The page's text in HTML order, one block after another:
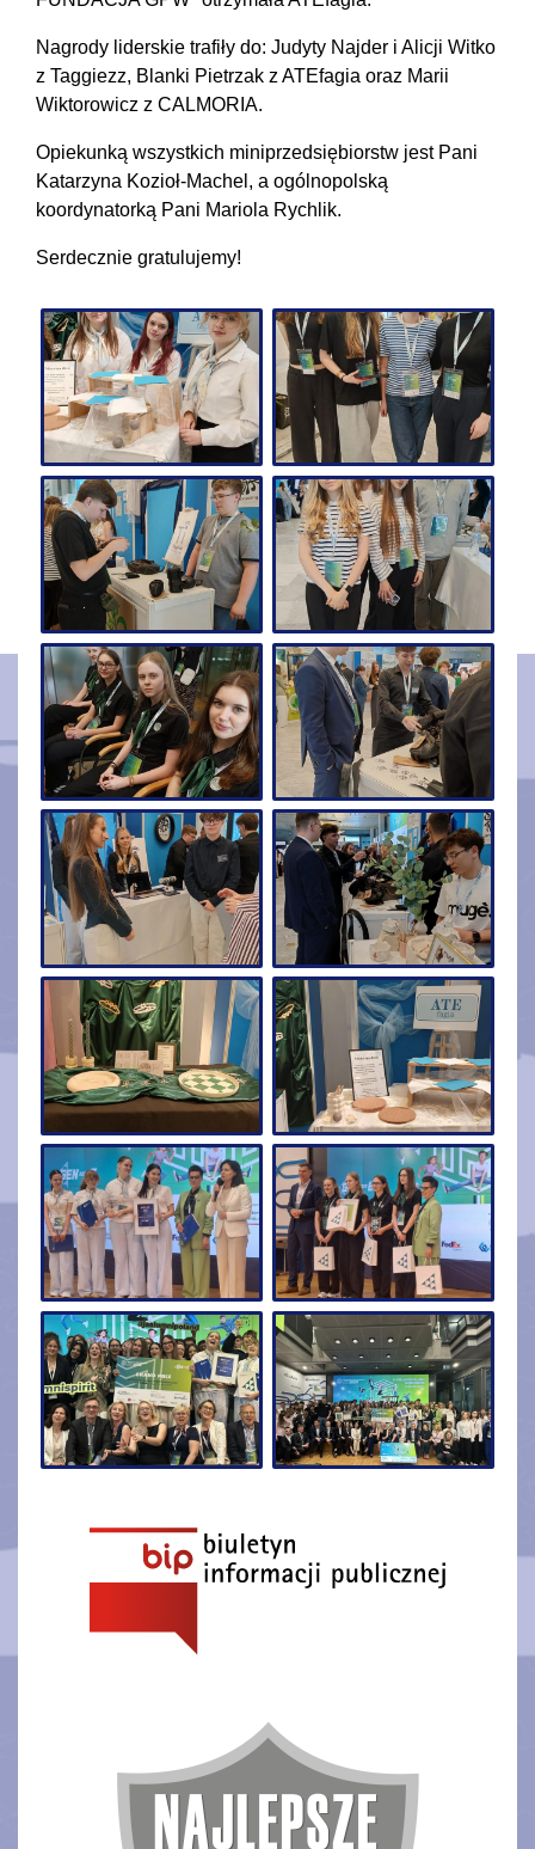
Nagrody liderskie trafiły do: Judyty Najder i Alicji Witko
z Taggiezz, Blanki Pietrzak z ATEfagia oraz Marii
Wiktorowicz z CALMORIA.
Opiekunką wszystkich miniprzedsiębiorstw jest Pani
Katarzyna Kozioł-Machel, a ogólnopolską
koordynatorką Pani Mariola Rychlik.
Serdecznie gratulujemy!